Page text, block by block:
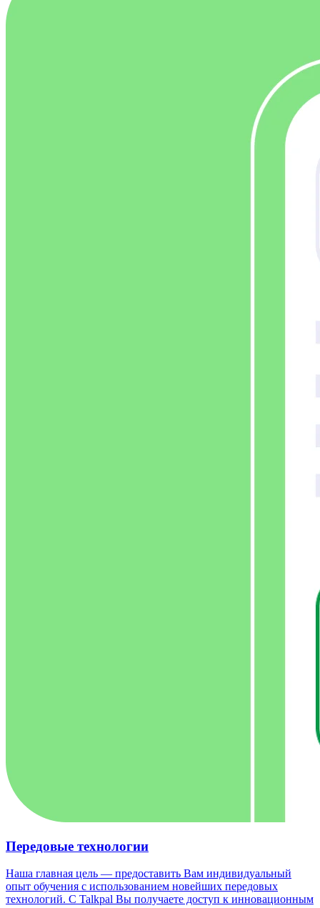
Передовые технологии
Наша главная цель — предоставить Вам индивидуальный
опыт обучения с использованием новейших передовых
технологий. С Talkpal Вы получаете доступ к инновационным